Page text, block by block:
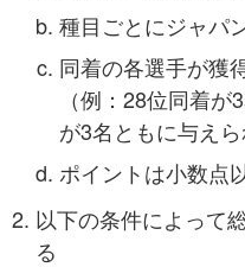
種目ごとにジャパ
同着の各選手が獲
（例：28位同着
が3名ともに与えら
ポイントは小数点
以下の条件によって
る